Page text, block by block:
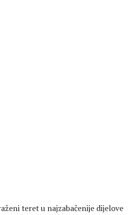
teret u najzabačenije dijelove